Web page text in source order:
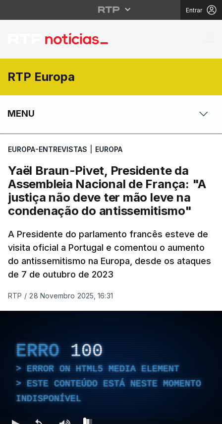
Entrar
Yaël Braun-Pivet,
RTP Europa
MENU
EUROPA-ENTREVISTAS EUROPA
Yaël Braun-Pivet, Presidente da
Assembleia Nacional de França: "A
justiça não deve ter mão leve na
condenação do antissemitismo"
A Presidente do parlamento francês esteve de
visita oficial a Portugal e comentou o aumento
do antissemitismo na Europa, desde os ataques
de 7 de outubro de 2023
RTP / 28 Novembro 2025, 16:31
ERRO 100
ERROR ON HTML5 MEDIA ELEMENT
ESTE CONTEÚDO ESTÁ NESTE MOMENTO
INDISPONÍVEL